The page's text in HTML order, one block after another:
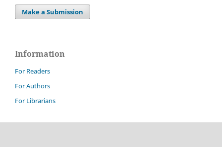
Make a Submission
Information
For Readers
For Authors
For Librarians